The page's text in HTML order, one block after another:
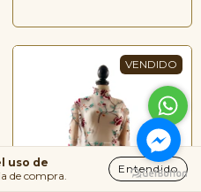
uso de
de compra.
Entendido